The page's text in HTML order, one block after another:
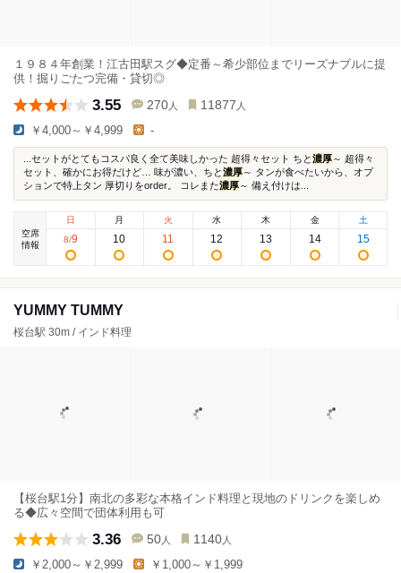
１９８４年創業！江古田駅スグ◆定番～希少部位までリーズナブルに提
供！掘りごたつ完備・貸切◎
3.55 270 人 11877 人
￥4,000～￥4,999 -
...セットがとてもコスパ良く全て美味しかった 超得々セット ちと濃厚～ 超得々
セット、確かにお得だけど… 味が濃い、ちと濃厚～ タンが食べたいから、オプ
ションで特上タン 厚切りをorder。 コレまた濃厚～ 備え付けは...
空席
情報
日
8/9
月
10
火
11
水
12
木
13
金
14
土
15
YUMMY TUMMY
桜台駅 30m / インド料理
【桜台駅1分】南北の多彩な本格インド料理と現地のドリンクを楽しめ
る◆広々空間で団体利用も可
3.36 50 人 1140 人
￥2,000～￥2,999 ￥1,000～￥1,999